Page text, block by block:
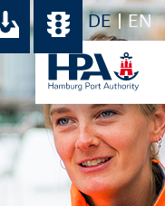
DE EN
im
Ihr Download-